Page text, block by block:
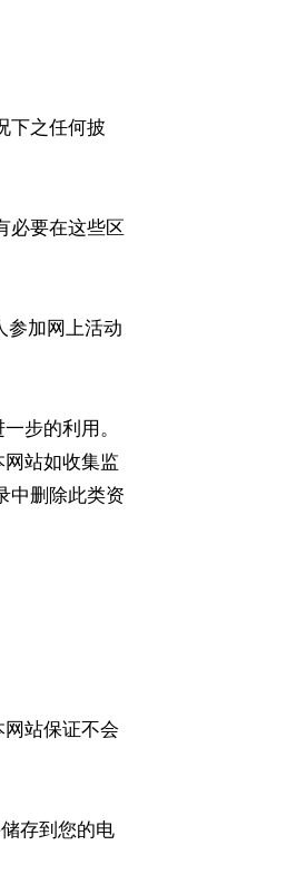
下之任何披
必要在这些区
参加网上活动
步的利用。
站如收集监
中删除此类资
站保证不会
存到您的电